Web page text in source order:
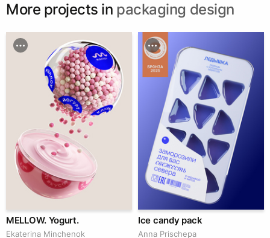
More projects in packaging design
MELLOW. Yogurt.
Ekaterina Minchenok
Ice candy pack
Anna Prischepa